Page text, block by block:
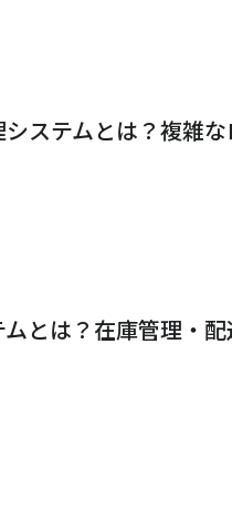
ステムとは？複雑
とは？在庫管理・配